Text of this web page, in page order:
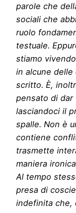
parole che
sociali che
ruolo
testuale.
stiamo
in alcune delle
scritto. È,
pensato di dar
lasciandoci il
spalle. Non è
contiene
trasmette
maniera
Al tempo
presa di
indefinita che,